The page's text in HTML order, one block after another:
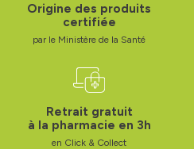
Origine des produits
certifiée
par le Ministère de la Santé
Retrait gratuit
à la pharmacie en 3h
en Click & Collect